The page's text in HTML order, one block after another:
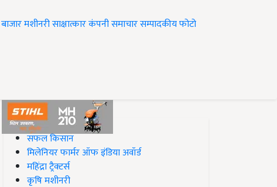
बाजारमशीनरीसाक्षात्कारकंपनी समाचारसम्पादकीयफोटो
#Top on Krishi Jagran
सफल किसान
मिलेनियर फार्मर ऑफ इंडिया अवॉर्ड
महिंद्रा ट्रैक्टर्स
कृषि मशीनरी